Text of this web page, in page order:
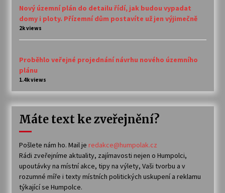
Nový územní plán do detailu řídí, jak budou vypadat
domy i ploty. Přízemní dům postavíte už jen výjimečně
2k views
Proběhlo veřejné projednání návrhu nového územního
plánu
1.4k views
Máte text ke zveřejnění?
Pošlete nám ho. Mail je redakce@humpolak.cz
Rádi zveřejníme aktuality, zajímavosti nejen o Humpolci,
upoutávky na místní akce, tipy na výlety, Vaši tvorbu a v
rozumné míře i texty místních politických uskupení a reklamu
týkající se Humpolce.